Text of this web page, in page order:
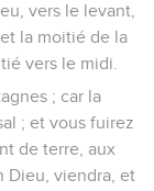
vers le levant,
la moitié de la
vers le midi.
; car la
; et vous fuirez
de terre, aux
Dieu, viendra, et